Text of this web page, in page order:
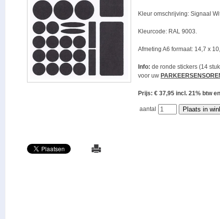
Kleur omschrijving: Signaal
Kleurcode: RAL 9003.
Afmeting A6 formaat: 14,7 x
Info: de ronde stickers (14
voor uw
Prijs: € 37,95 incl. 21% btw
aantal